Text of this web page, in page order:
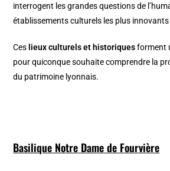
interrogent les grandes questions de
établissements culturels les plus innovants
Ces lieux culturels et historiquesforment
pour quiconque souhaite comprendre la
du patrimoine lyonnais.
Basilique Notre Dame de Fourvière